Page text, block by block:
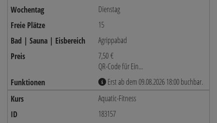
Dienstag
15
Agrippabad
7,50 €
QR-Code für Ein...
Erst ab dem 09.08.2026 18:00 buchbar.
Aquatic-Fitness
183157